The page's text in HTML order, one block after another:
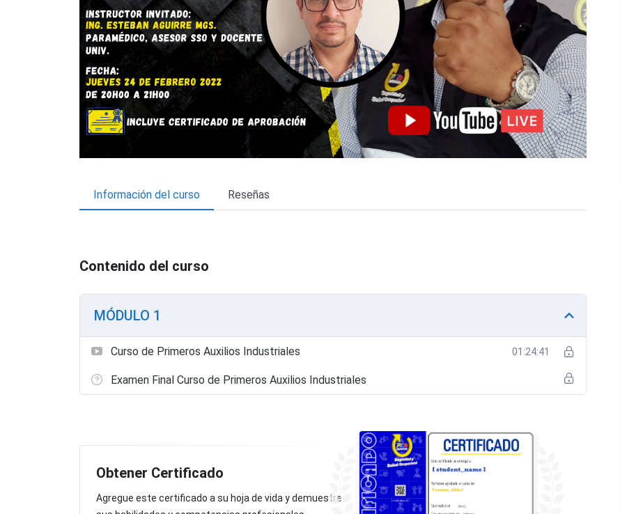
Información del curso Reseñas
Contenido del curso
MÓDULO 1
Curso de Primeros Auxilios Industriales 01:24:41
Examen Final Curso de Primeros Auxilios Industriales
Obtener Certificado
Agregue este certificado a su hoja de vida y demuestre